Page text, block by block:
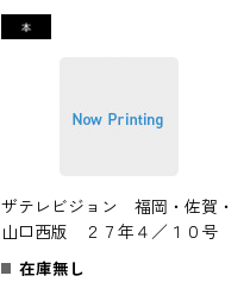
ザテレビジョン 福岡・佐賀・
山口西版 ２７年４／１０号
在庫無し